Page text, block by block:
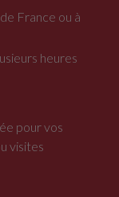
France ou à
heures
pour vos
visites